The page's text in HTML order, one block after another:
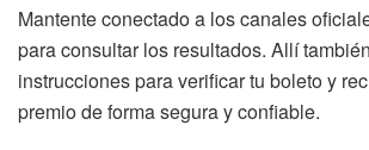
Mantente conectado a los canales
para consultar los resultados. Allí
instrucciones para verificar tu boleto y
premio de forma segura y confiable.